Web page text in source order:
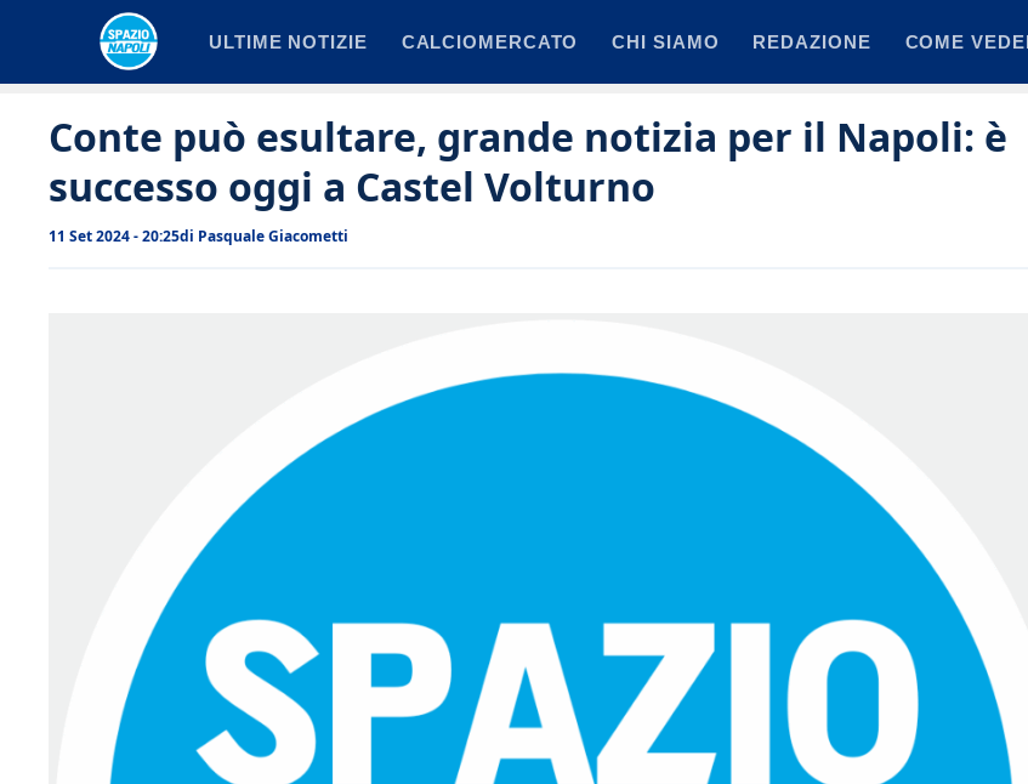
ULTIME NOTIZIE CALCIOMERCATO CHI SIAMO REDAZIONE COME
Conte può esultare, grande notizia per il Napoli: è
successo oggi a Castel Volturno
11 Set 2024 - 20:25di Pasquale Giacometti